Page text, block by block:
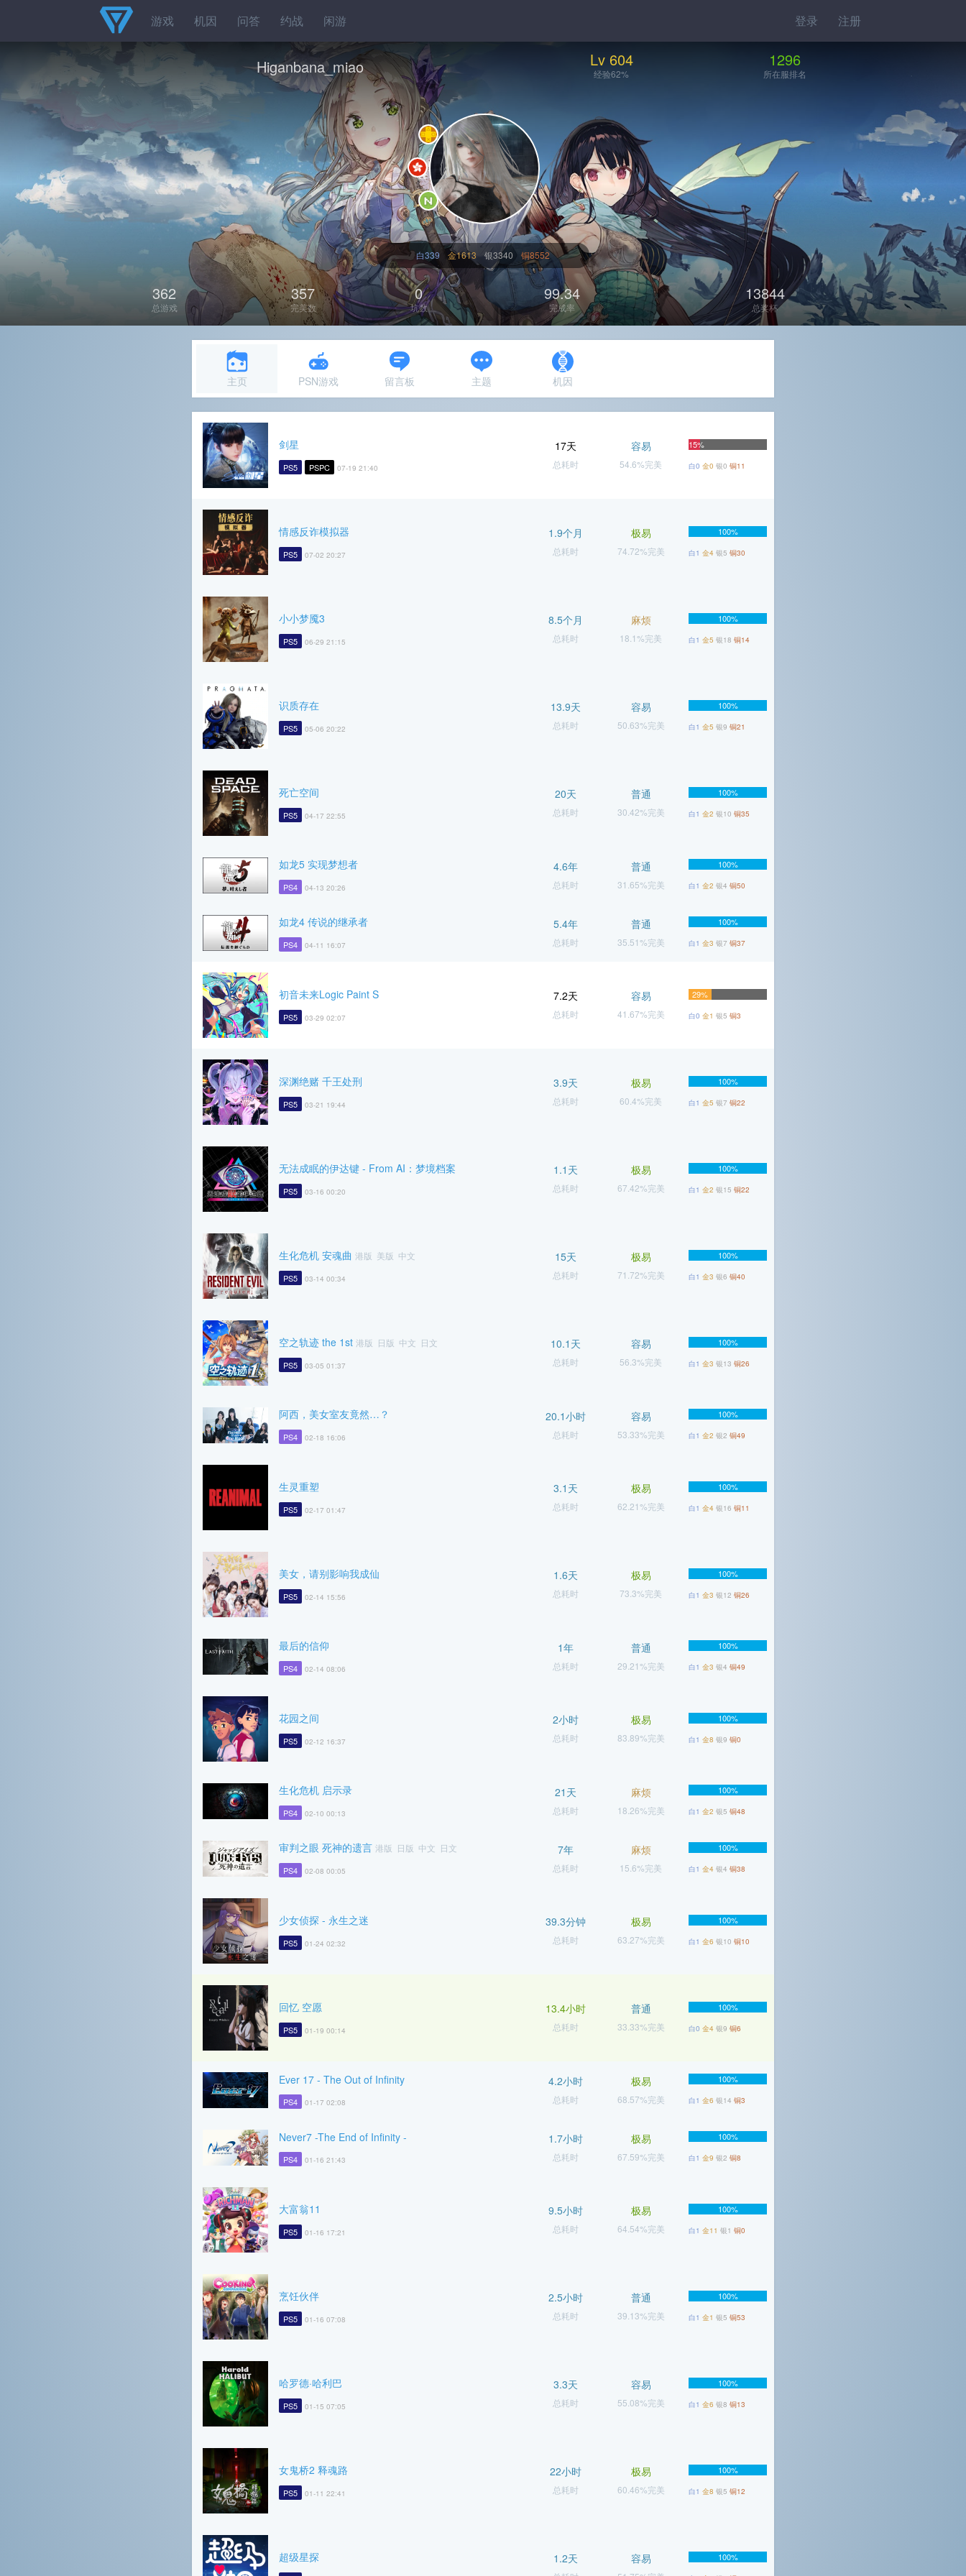
登录 注册
游戏 机因 问答 约战 闲游
Higanbana_miao Lv 604
经验62%
1296
所在服排名
白339 金1613 银3340 铜8552
362
总游戏
357
完美数
0
坑数
99.34
完成率
13844
总奖杯
主页 PSN游戏 留言板 主题 机因
剑星
PS5 PSPC 07-19 21:40
17天
总耗时
容易
54.6%完美
15%
白0 金0 银0 铜11
情感反诈模拟器
PS5 07-02 20:27
1.9个月
总耗时
极易
74.72%完美
100%
白1 金4 银5 铜30
小小梦魇3
PS5 06-29 21:15
8.5个月
总耗时
麻烦
18.1%完美
100%
白1 金5 银18 铜14
识质存在
PS5 05-06 20:22
13.9天
总耗时
容易
50.63%完美
100%
白1 金5 银9 铜21
死亡空间
PS5 04-17 22:55
20天
总耗时
普通
30.42%完美
100%
白1 金2 银10 铜35
如龙5 实现梦想者
PS4 04-13 20:26
4.6年
总耗时
普通
31.65%完美
100%
白1 金2 银4 铜50
如龙4 传说的继承者
PS4 04-11 16:07
5.4年
总耗时
普通
35.51%完美
100%
白1 金3 银7 铜37
初音未来Logic Paint S
PS5 03-29 02:07
7.2天
总耗时
容易
41.67%完美
29%
白0 金1 银5 铜3
深渊绝赌 千王处刑
PS5 03-21 19:44
3.9天
总耗时
极易
60.4%完美
100%
白1 金5 银7 铜22
无法成眠的伊达键 - From AI：梦境档案
PS5 03-16 00:20
1.1天
总耗时
极易
67.42%完美
100%
白1 金2 银15 铜22
生化危机 安魂曲 港版 美版 中文
PS5 03-14 00:34
15天
总耗时
极易
71.72%完美
100%
白1 金3 银6 铜40
空之轨迹 the 1st 港版 日版 中文 日文
PS5 03-05 01:37
10.1天
总耗时
容易
56.3%完美
100%
白1 金3 银13 铜26
阿西，美女室友竟然…？
PS4 02-18 16:06
20.1小时
总耗时
容易
53.33%完美
100%
白1 金2 银2 铜49
生灵重塑
PS5 02-17 01:47
3.1天
总耗时
极易
62.21%完美
100%
白1 金4 银16 铜11
美女，请别影响我成仙
PS5 02-14 15:56
1.6天
总耗时
极易
73.3%完美
100%
白1 金3 银12 铜26
最后的信仰
PS4 02-14 08:06
1年
总耗时
普通
29.21%完美
100%
白1 金3 银4 铜49
花园之间
PS5 02-12 16:37
2小时
总耗时
极易
83.89%完美
100%
白1 金8 银9 铜0
生化危机 启示录
PS4 02-10 00:13
21天
总耗时
麻烦
18.26%完美
100%
白1 金2 银5 铜48
审判之眼 死神的遗言 港版 日版 中文 日文
PS4 02-08 00:05
7年
总耗时
麻烦
15.6%完美
100%
白1 金4 银4 铜38
少女侦探 - 永生之迷
PS5 01-24 02:32
39.3分钟
总耗时
极易
63.27%完美
100%
白1 金6 银10 铜10
回忆 空愿
PS5 01-19 00:14
13.4小时
总耗时
普通
33.33%完美
100%
白0 金4 银9 铜6
Ever 17 - The Out of Infinity
PS4 01-17 02:08
4.2小时
总耗时
极易
68.57%完美
100%
白1 金6 银14 铜3
Never7 -The End of Infinity -
PS4 01-16 21:43
1.7小时
总耗时
极易
67.59%完美
100%
白1 金9 银2 铜8
大富翁11
PS5 01-16 17:21
9.5小时
总耗时
极易
64.54%完美
100%
白1 金11 银1 铜0
烹饪伙伴
PS5 01-16 07:08
2.5小时
总耗时
普通
39.13%完美
100%
白1 金1 银5 铜53
哈罗德·哈利巴
PS5 01-15 07:05
3.3天
总耗时
容易
55.08%完美
100%
白1 金6 银8 铜13
女鬼桥2 释魂路
PS5 01-11 22:41
22小时
总耗时
极易
60.46%完美
100%
白1 金8 银5 铜12
超级星探 1.2天 容易 100%